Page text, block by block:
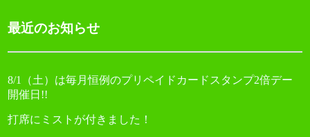
シ
最近のお知らせ
8/1（土）は毎月恒例のプリペイドカードスタンプ2倍デー
開催日!!
打席にミストが付きました！